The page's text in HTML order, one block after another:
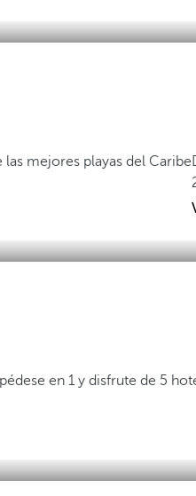
mejores playas del Caribe
en 1 y disfrute de 5